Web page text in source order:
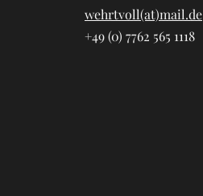
wehrtvoll(at)mail.de
+49 (0) 7762 565 1118